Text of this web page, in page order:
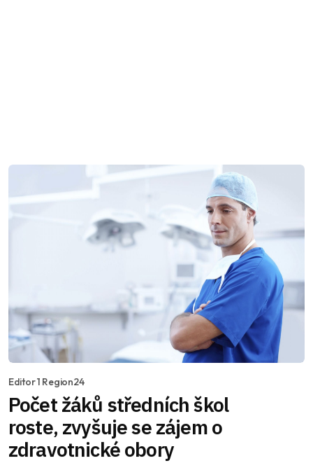
Editor 1 Region24
Počet žáků středních škol
roste, zvyšuje se zájem o
zdravotnické obory